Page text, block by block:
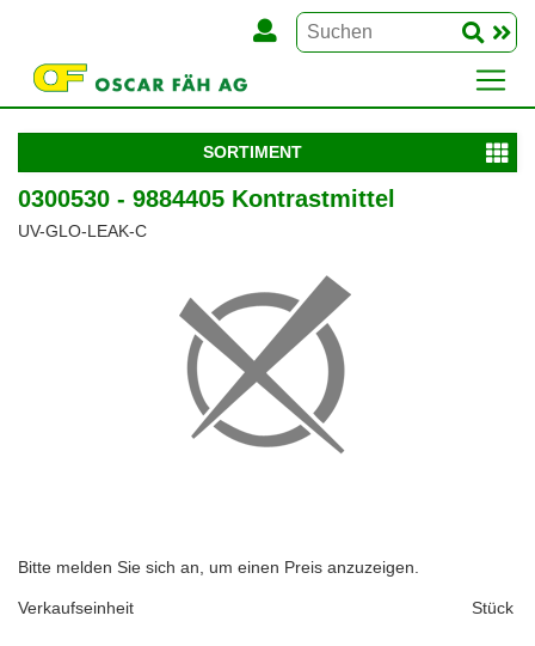
SORTIMENT
0300530 - 9884405 Kontrastmittel
UV-GLO-LEAK-C
Bitte melden Sie sich an, um einen Preis anzuzeigen.
Verkaufseinheit Stück